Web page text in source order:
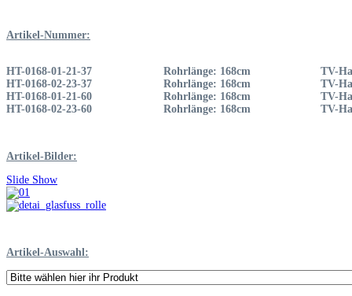
Artikel-Nummer:
HT-0168-01-21-37 Rohrlänge: 168cm
TV-
HT-0168-02-23-37
Rohrlänge: 168cm
TV-
HT-0168-01-21-60
Rohrlänge: 168cm
TV-
HT-0168-02-23-60
Rohrlänge: 168cm TV-
Artikel-Bilder:
Slide Show
Artikel-Auswahl: